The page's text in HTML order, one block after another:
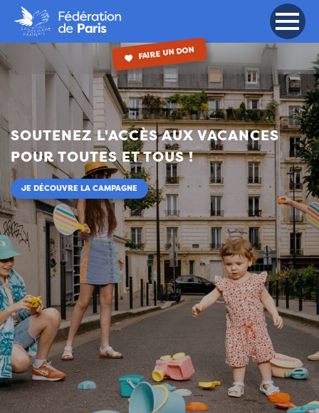
Aller
contenu
principal
Navigation principale
FAIRE UN DON
Toggle
SOUTENEZ L'ACCÈS AUX VACANCES
POUR TOUTES ET TOUS !
JE DÉCOUVRE LA CAMPAGNE